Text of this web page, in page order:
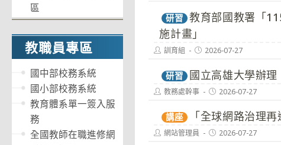
研習 教育部國教署「
施計畫」
Post訓育組
Post2026-07-27
研習 國立高雄大學辦理
Post教務處幹事
Post2026-07-27
講座 「全球網路治理
Post網站管理員
Post2026-07-27
區
教職員專區
國中部校務系統
國小部校務系統
教育體系單一簽入服
務
全國教師在職進修網